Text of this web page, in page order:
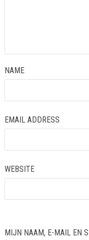
NAME
EMAIL ADDRESS
WEBSITE
MIJN NAAM, E-MAIL EN